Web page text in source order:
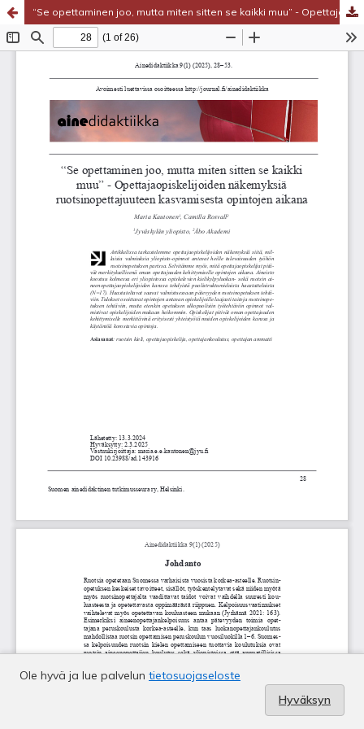
“Se opettaminen joo, mutta miten sitten se kaikki muu” - Opettajaopiskelijoiden näkemyksiä ruotsinopettajuuteen kasvamisesta opintojen aikana
Ole hyvä ja lue palvelun tietosuojaseloste
Hyväksyn
Palvelua ylläpitääTieteellisten seurain valtuuskunta